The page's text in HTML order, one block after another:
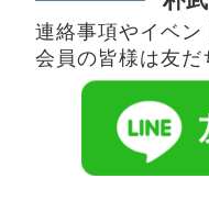
連絡事項やイベン
会員の皆様は友だ